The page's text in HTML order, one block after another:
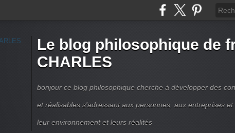
Le blog philosophique de
CHARLES
bonjour ce blog philosophique cherche à développer des
et réalisables s'adressant aux personnes, aux entreprises
leur environnement et leurs réalités